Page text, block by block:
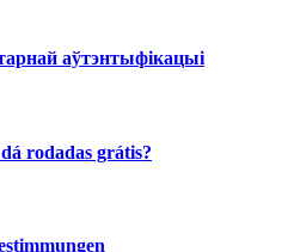
аўтэнтыфікацыі
rodadas grátis?